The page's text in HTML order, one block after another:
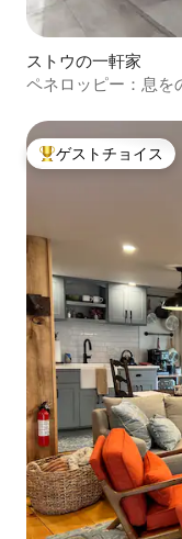
ストウの一軒家
ペネロッピー：息を
大好評のゲストチョ
ゲストチョイス